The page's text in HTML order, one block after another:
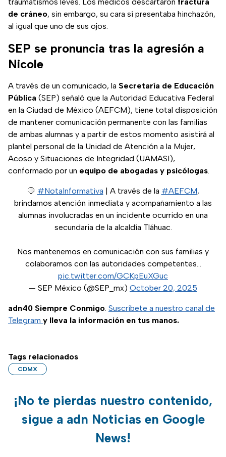
de cráneo, sin embargo, su cara sí presentaba hinchazón,
al igual que uno de sus ojos.
SEP se pronuncia tras la agresión a
Nicole
A través de un comunicado, la Secretaría de Educación
Pública (SEP) señaló que la Autoridad Educativa Federal
en la Ciudad de México (AEFCM), tiene total disposición
de mantener comunicación permanente con las familias
de ambas alumnas y a partir de estos momento asistirá al
plantel personal de la Unidad de Atención a la Mujer,
Acoso y Situaciones de Integridad (UAMASI),
conformado por un equipo de abogadas y psicólogas.
🛑 #NotaInformativa | A través de la #AEFCM,
brindamos atención inmediata y acompañamiento a las
alumnas involucradas en un incidente ocurrido en una
secundaria de la alcaldía Tláhuac.
Nos mantenemos en comunicación con sus familias y
colaboramos con las autoridades competentes…
pic.twitter.com/GCKpEuXGuc
— SEP México (@SEP_mx) October 20, 2025
adn40 Siempre Conmigo. Suscríbete a nuestro canal de
Telegram y lleva la información en tus manos.
Tags relacionados
CDMX
¡No te pierdas nuestro contenido,
sigue a adn Noticias en Google
News!